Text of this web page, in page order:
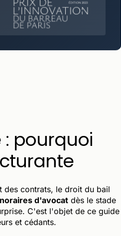
pourquoi
des contrats, le droit du bail
d'avocat dès le stade
C'est l'objet de ce guide
et cédants.